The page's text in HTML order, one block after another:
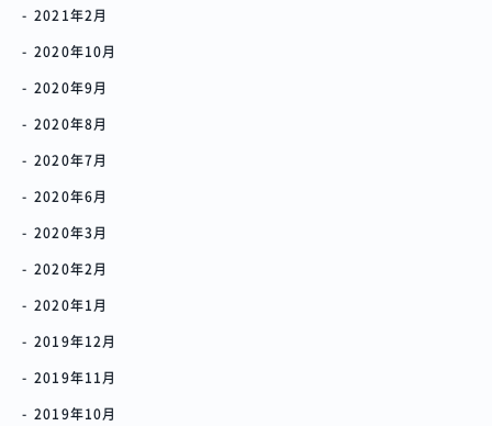
2021年2月
2020年10月
2020年9月
2020年8月
2020年7月
2020年6月
2020年3月
2020年2月
2020年1月
2019年12月
2019年11月
2019年10月